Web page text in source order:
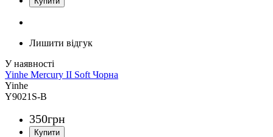
Лишити відгук
Yinhe Mercury II Soft Чорна
Yinhe
Y9021S-B
350грн